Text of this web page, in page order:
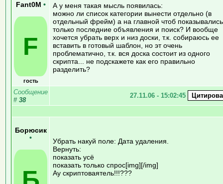
Fant0M •
F
гость
А у меня такая мысль появилась:
можно ли список категории вынести отдельно (в
отдельный фрейм) а на главной чтоб показывались
только последние объявления и поиск? И вообще
хочется убрать верх и низ доски, т.к. собираюсь ее
вставить в готовый шаблон, но эт очень
проблематично, т.к. вся доска состоит из одного
скрипта... не подскажете как его правильно
разделить?
Сообщение
# 38
27.11.06 - 15:02:45
Борюсик
•
Убрать накуй поле: Дата удаления.
Вернуть:
показать усё
показать только спрос[img][/img]
Ау скриптоваятель!!!???